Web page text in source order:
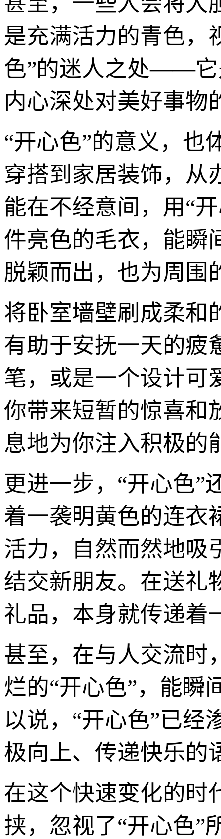
是充满活力的青色，
色”的迷人之处——它
内心深处对美好事物
“开心色”的意义，也
穿搭到家居装饰，从
能在不经意间，用“
件亮色的毛衣，能瞬
脱颖而出，也为周围
将卧室墙壁刷成柔和
有助于安抚一天的疲
笔，或是一个设计可
你带来短暂的惊喜和
息地为你注入积极的
更进一步，“开心色”
着一袭明黄色的连衣
活力，自然而然地吸
结交新朋友。在送礼
礼品，本身就传递着
甚至，在与人交流时
烂的“开心色”，能瞬
以说，“开心色”已经
极向上、传递快乐的
在这个快速变化的时
挟，忽视了“开心色”